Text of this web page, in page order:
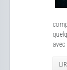
avec